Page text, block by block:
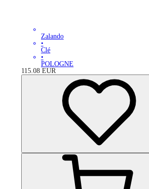
Zalando
•
Clé
•
POLOGNE
115.08 EUR